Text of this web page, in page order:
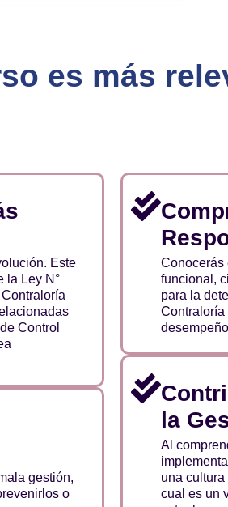
es más
Este
la Ley N°
Control
gestión,
o
Conocerás
funcional,
para la
Contraloría
la
Al
una
cual es un